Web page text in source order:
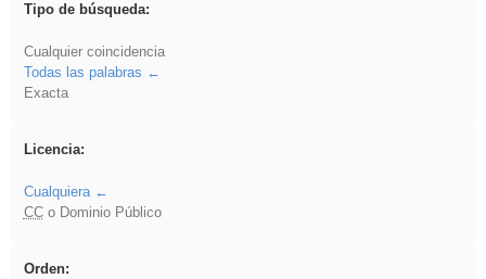
Tipo de búsqueda:
Cualquier coincidencia
Todas las palabras
Exacta
Licencia:
Cualquiera
CCo Dominio Público
Orden: